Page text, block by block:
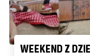
WEEKEND Z